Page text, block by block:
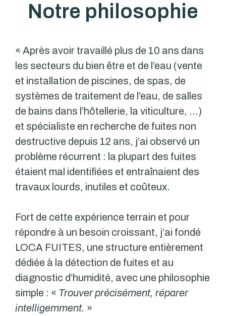
Notre philosophie
« Après avoir travaillé plus de 10 ans dans
les secteurs du bien être et de l’eau (vente
et installation de piscines, de spas, de
systèmes de traitement de l’eau, de salles
de bains dans l’hôtellerie, la viticulture, …)
et spécialiste en recherche de fuites non
destructive depuis 12 ans, j’ai observé un
problème récurrent : la plupart des fuites
étaient mal identifiées et entraînaient des
travaux lourds, inutiles et coûteux.
Fort de cette expérience terrain et pour
répondre à un besoin croissant, j’ai fondé
LOCA FUITES, une structure entièrement
dédiée à la détection de fuites et au
diagnostic d’humidité, avec une philosophie
simple : « Trouver précisément, réparer
intelligemment. »